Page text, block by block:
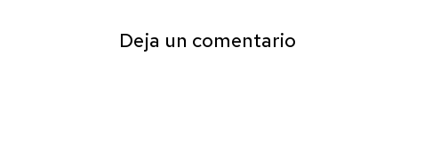
Deja un comentario